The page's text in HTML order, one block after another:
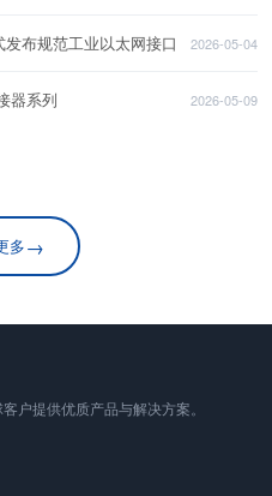
布规范工业以太网接口 2026-05-04
器系列 2026-05-09
多→
户提供优质产品与解决方案。